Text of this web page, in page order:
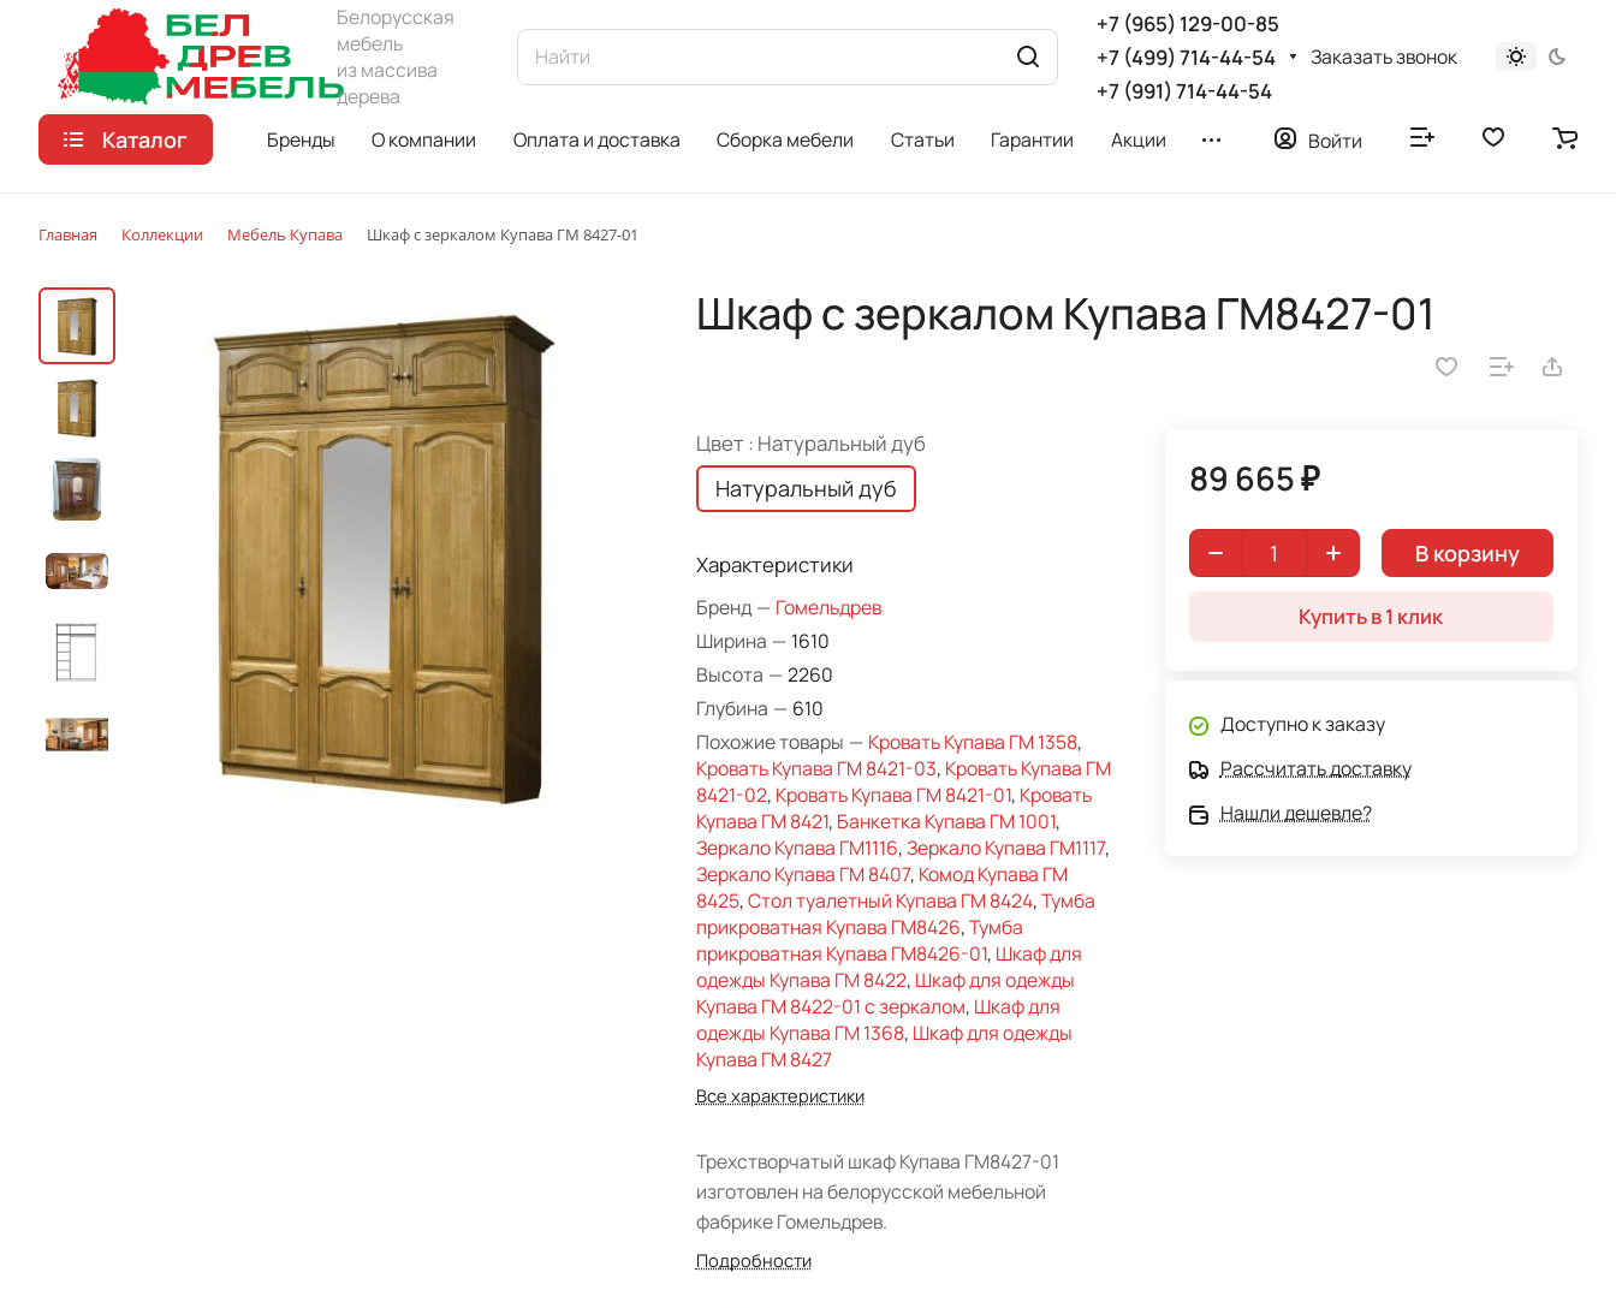
Белорусская
мебель
из массива
дерева
+7 (965) 129-00-85
+7 (499) 714-44-54
+7 (991) 714-44-54
Заказать звонок
Каталог Бренды О компании Оплата и доставка Сборка мебели Статьи Гарантии Акции Войти
Главная Коллекции Мебель Купава Шкаф с зеркалом Купава ГМ 8427-01
Шкаф с зеркалом Купава ГМ8427-01
Цвет : Натуральный дуб
Натуральный дуб
Характеристики
Бренд — Гомельдрев
Ширина — 1610
Высота —2260
Глубина — 610
Похожие товары — Кровать Купава ГМ 1358,
Кровать Купава ГМ 8421-03, Кровать Купава ГМ
8421-02, Кровать Купава ГМ 8421-01, Кровать
Купава ГМ 8421, Банкетка Купава ГМ 1001,
Зеркало Купава ГМ1116,Зеркало Купава ГМ1117,
Зеркало Купава ГМ 8407, Комод Купава ГМ
8425,Стол туалетный Купава ГМ 8424,Тумба
прикроватная Купава ГМ8426,Тумба
прикроватная Купава ГМ8426-01, Шкаф для
одежды Купава ГМ 8422, Шкаф для одежды
Купава ГМ 8422-01 с зеркалом, Шкаф для
одежды Купава ГМ 1368, Шкаф для одежды
Купава ГМ 8427
Все характеристики
Трехстворчатый шкаф Купава ГМ8427-01
изготовлен на белорусской мебельной
фабрике Гомельдрев.
Подробности
89 665 ₽
В корзину
Купить в 1 клик
Доступно к заказу
Рассчитать доставку
Нашли дешевле?